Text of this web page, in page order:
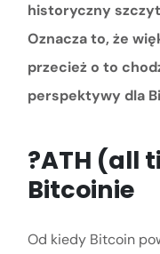
historyczny
Oznacza to, że
przecież o to
perspektywy dla
?ATH (all
Bitcoinie
Od kiedy Bitcoin